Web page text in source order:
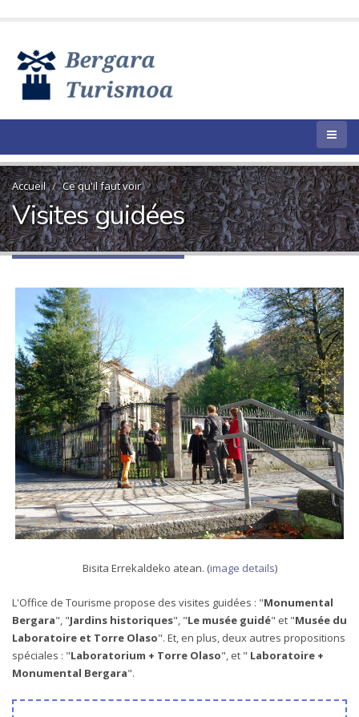
Accueil Ce qu'il faut voir
Visites guidées
Bisita Errekaldeko atean. (image details)
L'Office de Tourisme propose des visites guidées : "Monumental
Bergara", "Jardins historiques", "Le musée guidé" et "Musée du
Laboratoire et Torre Olaso". Et, en plus, deux autres propositions
spéciales : "Laboratorium + Torre Olaso", et " Laboratoire +
Monumental Bergara".